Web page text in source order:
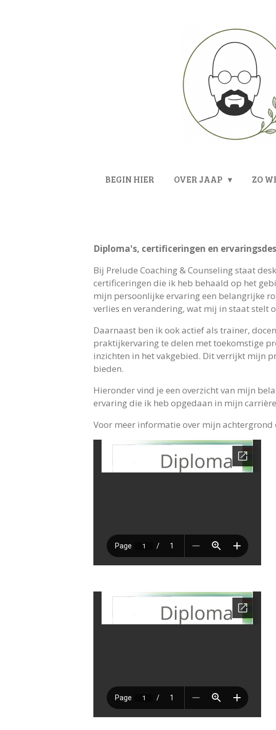
BEGIN HIER OVER JAAP ZO
Diploma's, certificeringen en
Bij Prelude Coaching & Counseling staat
certificeringen die ik heb behaald op het
mijn persoonlijke ervaring een belangrijke
verlies en verandering, wat mij in staat stelt
Daarnaast ben ik ook actief als trainer,
praktijkervaring te delen met toekomstige
inzichten in het vakgebied. Dit verrijkt mijn
bieden.
Hieronder vind je een overzicht van mijn
ervaring die ik heb opgedaan in mijn
Voor meer informatie over mijn achtergrond